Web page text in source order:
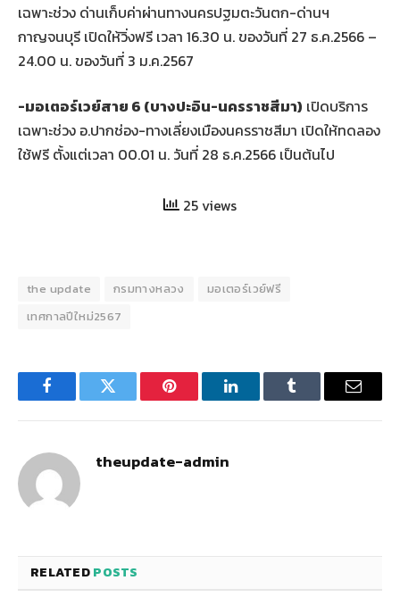
เฉพาะช่วง ด่านเก็บค่าผ่านทางนครปฐมตะวันตก-ด่านฯ
กาญจนบุรี เปิดให้วิ่งฟรี เวลา 16.30 น. ของวันที่ 27 ธ.ค.2566 –
24.00 น. ของวันที่ 3 ม.ค.2567
-มอเตอร์เวย์สาย 6 (บางปะอิน-นครราชสีมา) เปิดบริการ
เฉพาะช่วง อ.ปากช่อง-ทางเลี่ยงเมืองนครราชสีมา เปิดให้ทดลอง
ใช้ฟรี ตั้งแต่เวลา 00.01 น. วันที่ 28 ธ.ค.2566 เป็นต้นไป
25 views
the update กรมทางหลวง
มอเตอร์เวย์ฟรี
เทศกาลปีใหม่2567
FacebookTwitter Pinterest LinkedInTumblr Email
theupdate-admin
RELATEDPOSTS